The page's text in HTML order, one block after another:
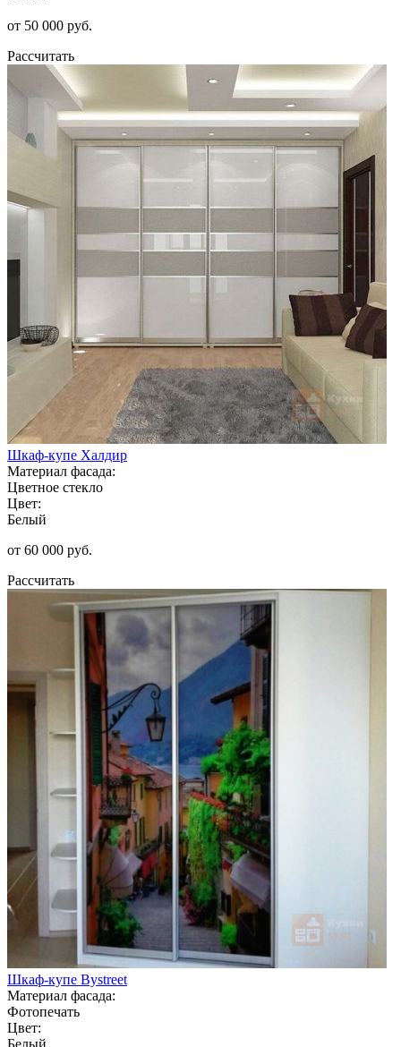
от 50 000 руб.
Рассчитать
Шкаф-купе Халдир
Материал фасада:
Цветное стекло
Цвет:
Белый
от 60 000 руб.
Рассчитать
Шкаф-купе Bystreet
Материал фасада:
Фотопечать
Цвет:
Белый